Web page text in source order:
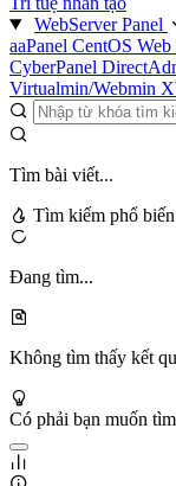
WebServer Panel
aaPanel CentOS Web
CyberPanel
Virtualmin/Webmin
Tìm bài viết...
Tìm kiếm phổ biến
Đang tìm...
Không tìm thấy kết
Có phải bạn muốn tìm